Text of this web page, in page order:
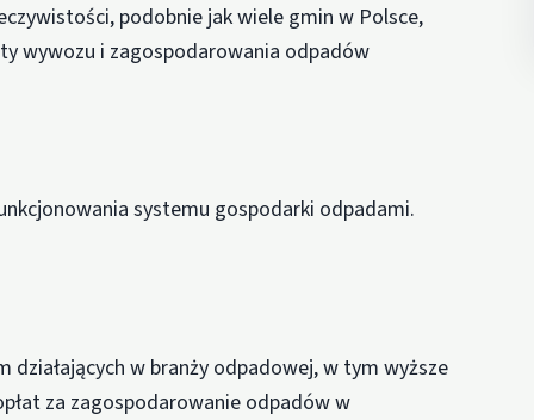
podobnie jak wiele gmin w Polsce,
wywozu i zagospodarowania odpadów
systemu gospodarki odpadami.
w branży odpadowej, w tym wyższe
za zagospodarowanie odpadów w